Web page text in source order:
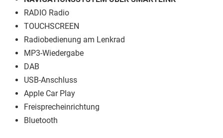
RADIO Radio
TOUCHSCREEN
Radiobedienung am Lenkrad
MP3-Wiedergabe
DAB
USB-Anschluss
Apple Car Play
Freisprecheinrichtung
Bluetooth